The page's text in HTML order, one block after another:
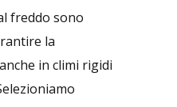
freddo sono
la
in climi rigidi